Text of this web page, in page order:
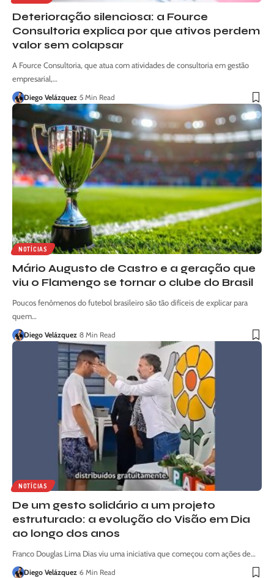
Deterioração silenciosa: a Fource
Consultoria explica por que ativos perdem
valor sem colapsar
A Fource Consultoria, que atua com atividades de consultoria em gestão
empresarial,…
Diego Velázquez 5 Min Read
NOTÍCIAS
Mário Augusto de Castro e a geração que
viu o Flamengo se tornar o clube do Brasil
Poucos fenômenos do futebol brasileiro são tão difíceis de explicar para
quem…
Diego Velázquez 8 Min Read
NOTÍCIAS
De um gesto solidário a um projeto
estruturado: a evolução do Visão em Dia
ao longo dos anos
Franco Douglas Lima Dias viu uma iniciativa que começou com ações de…
Diego Velázquez 6 Min Read